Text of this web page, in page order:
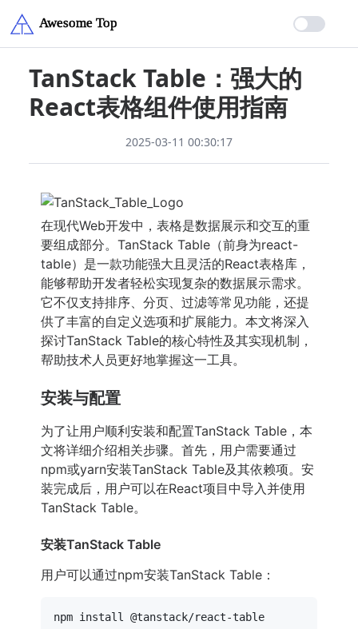
TanStack Table：强大的
React表格组件使用指南
2025-03-11 00:30:17
在现代Web开发中，表格是数据展示和交互的重
要组成部分。TanStack Table（前身为react-
table）是一款功能强大且灵活的React表格库，
能够帮助开发者轻松实现复杂的数据展示需求。
它不仅支持排序、分页、过滤等常见功能，还提
供了丰富的自定义选项和扩展能力。本文将深入
探讨TanStack Table的核心特性及其实现机制，
帮助技术人员更好地掌握这一工具。
安装与配置
为了让用户顺利安装和配置TanStack Table，本
文将详细介绍相关步骤。首先，用户需要通过
npm或yarn安装TanStack Table及其依赖项。安
装完成后，用户可以在React项目中导入并使用
TanStack Table。
安装TanStack Table
用户可以通过npm安装TanStack Table：